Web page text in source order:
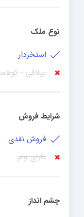
نوع ملک
استخردار
ییلاقی -
شرایط فروش
فروش نقدی
دارای وام
چشم انداز